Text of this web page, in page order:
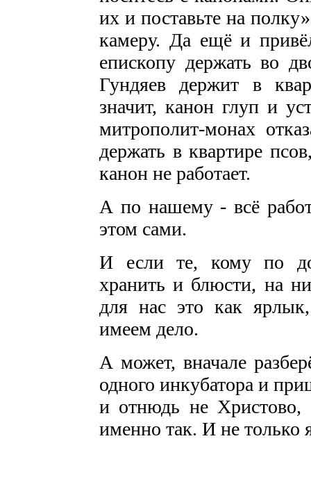
их и поставьте на
камеру. Да ещё и
епископу держать во
Гундяев держит в
значит, канон глуп и
митрополит-монах
держать в квартире
канон не работает.
А по нашему - всё
этом сами.
И если те, кому по
хранить и блюсти, на
для нас это как
имеем дело.
А может, вначале
одного инкубатора и
и отнюдь не Христово,
именно так. И не только